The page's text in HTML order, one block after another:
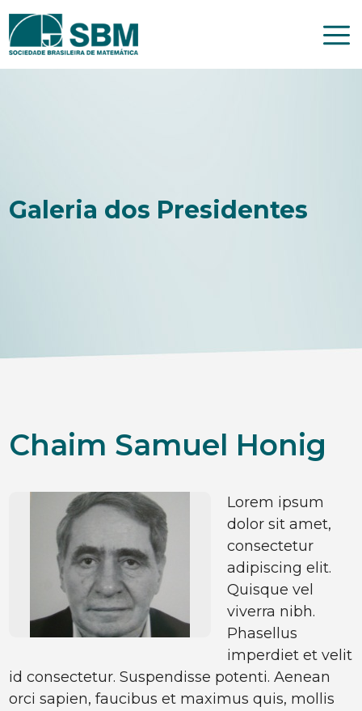
Pular
para
Galeria dos Presidentes
Chaim Samuel Honig
Lorem ipsum
dolor sit amet,
consectetur
adipiscing elit.
Quisque vel
viverra nibh.
Phasellus
imperdiet et velit
id consectetur. Suspendisse potenti. Aenean
orci sapien, faucibus et maximus quis, mollis